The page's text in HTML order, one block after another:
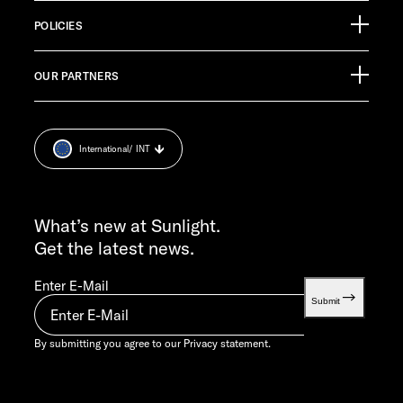
88299 Leutkirch
Germany
CUSTOMER SUPPORT
service@service.sunlight.de
MON-THU 7:30 AM – 12:00 PM AND 1:00 PM – 4:00 PM
FRI 7:30 AM – 12:00 PM
info@sunlight.de
POLICIES
Imprint
Cookie Consent
Weight information
OUR PARTNERS
What’s new at Sunlight.
Get the latest news.
Enter E-Mail
Submit
By submitting you agree to our Privacy statement.
International / INT